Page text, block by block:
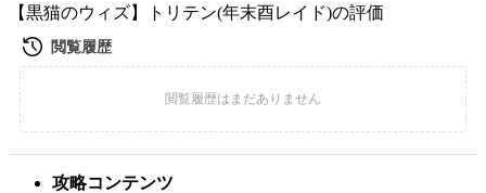
【黒猫のウィズ】トリテン(年末酉レイド)の評価
攻略コンテンツ